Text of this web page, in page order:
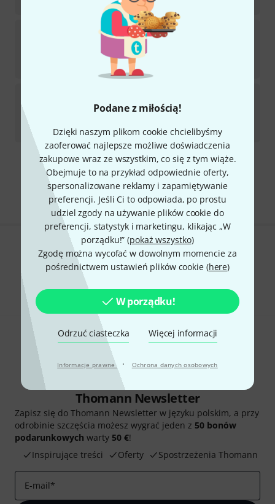
Podane z miłością!
Dzięki naszym plikom cookie chcielibyśmy
zaoferować najlepsze możliwe doświadczenia
zakupowe wraz ze wszystkim, co się z tym wiąże.
Obejmuje to na przykład odpowiednie oferty,
spersonalizowane reklamy i zapamiętywanie
preferencji. Jeśli Ci to odpowiada, po prostu
udziel zgody na używanie plików cookie do
preferencji, statystyk i marketingu, klikając „W
porządku!” (pokaż wszystko)
Zgodę można wycofać w dowolnym momencie za
pośrednictwem ustawień plików cookie (here)
W porządku!
Odrzuć ciasteczka Więcej informacji
Informacje prawne · Ochrona danych osobowych
Boosey & HawkesFiddler Playalong Collection 2
Dostępny w magazynie
118zł
Darmowa wysyłka od 900 zł
Ceny zawierają podatek VAT
Czy podoba Ci się to co widzisz?
Udostępnij
Thomann Newsletter
Zapisz się do Thomann Newsletter w języku polskim, a przy
odrobinie szczęścia możesz wygrać jeden z 50 bonów
podarunkowych warty 50 €!
Inspirujące treści
Oferty Spostrzeżenia Thomann
E-mail*